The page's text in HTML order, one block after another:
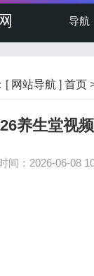
导航
[ 网站导航 ] 首页
养生堂视
间：2026-06-08